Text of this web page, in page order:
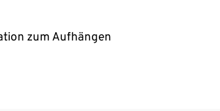
zum Aufhängen